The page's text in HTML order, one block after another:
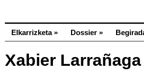
Elkarrizketa» Dossier »
Xabier Larrañaga